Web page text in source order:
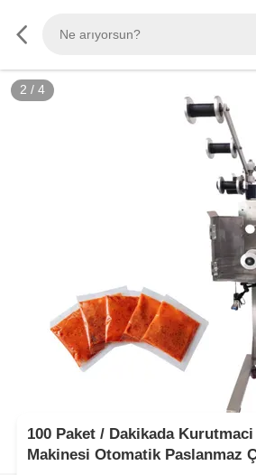
2 / 4
100 Paket / Dakikada
Makinesi Otomatik Paslanmaz